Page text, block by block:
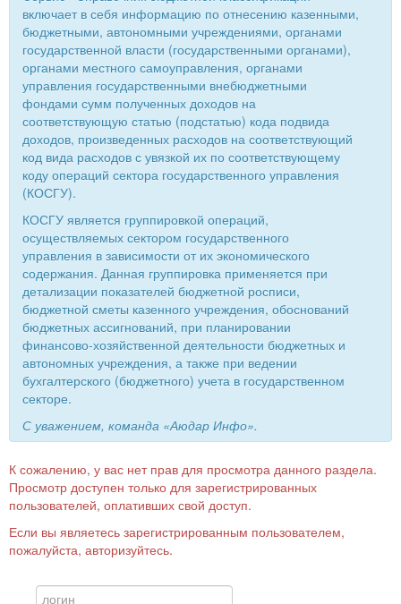
включает в себя информацию по отнесению казенными,
бюджетными, автономными учреждениями, органами
государственной власти (государственными органами),
органами местного самоуправления, органами
управления государственными внебюджетными
фондами сумм полученных доходов на
соответствующую статью (подстатью) кода подвида
доходов, произведенных расходов на соответствующий
код вида расходов с увязкой их по соответствующему
коду операций сектора государственного управления
(КОСГУ).
КОСГУ является группировкой операций,
осуществляемых сектором государственного
управления в зависимости от их экономического
содержания. Данная группировка применяется при
детализации показателей бюджетной росписи,
бюджетной сметы казенного учреждения, обоснований
бюджетных ассигнований, при планировании
финансово-хозяйственной деятельности бюджетных и
автономных учреждения, а также при ведении
бухгалтерского (бюджетного) учета в государственном
секторе.
С уважением, команда «Аюдар Инфо».
К сожалению, у вас нет прав для просмотра данного раздела.
Просмотр доступен только для зарегистрированных
пользователей, оплативших свой доступ.
Если вы являетесь зарегистрированным пользователем,
пожалуйста, авторизуйтесь.